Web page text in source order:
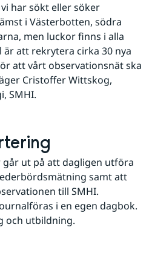
har sökt eller söker
i Västerbotten, södra
men luckor finns i alla
är att rekrytera cirka 30 nya
att vårt observationsnät ska
Cristoffer Wittskog,
SMHI.
ut på att dagligen utföra
samt att
till SMHI.
i en egen dagbok.
och utbildning.